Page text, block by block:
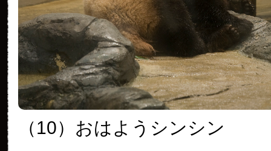
（10）おはようシンシン